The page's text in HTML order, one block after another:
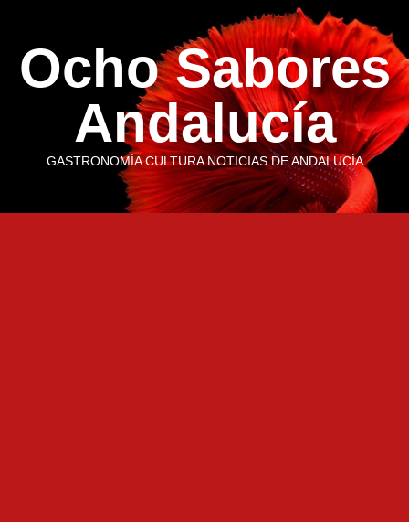
contenido
Ocho Sabores
Andalucía
GASTRONOMÍA CULTURA NOTICIAS DE ANDALUCÍA